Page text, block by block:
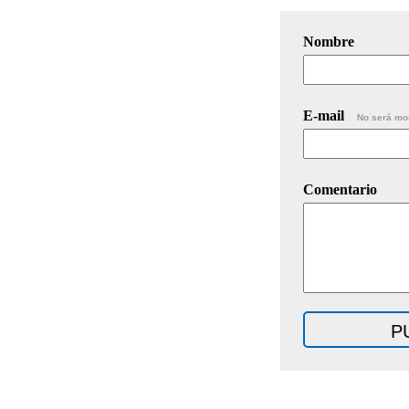
Nombre
E-mail No será
Comentario